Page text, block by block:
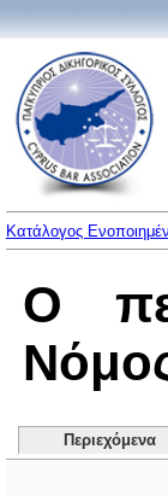
Κατάλογος
Ο
Περιεχόμενα